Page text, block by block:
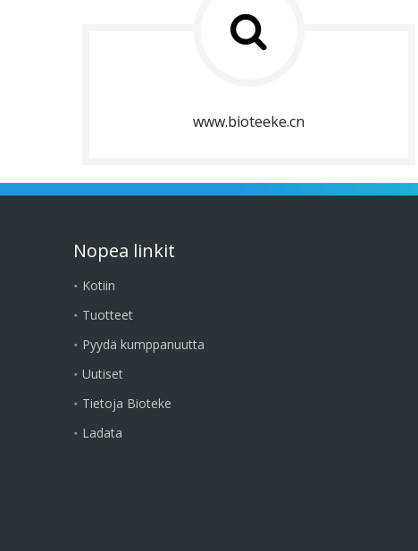
www.bioteeke.cn
Nopea linkit
Kotiin
Tuotteet
Pyydä kumppanuutta
Uutiset
Tietoja Bioteke
Ladata